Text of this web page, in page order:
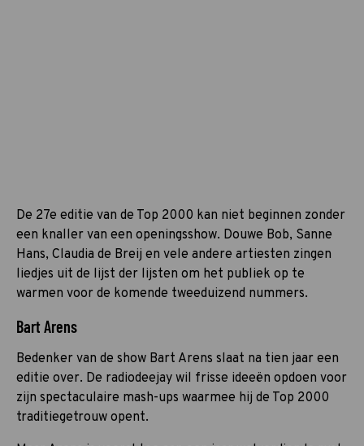
De 27e editie van de Top 2000 kan niet beginnen zonder
een knaller van een openingsshow. Douwe Bob, Sanne
Hans, Claudia de Breij en vele andere artiesten zingen
liedjes uit de lijst der lijsten om het publiek op te
warmen voor de komende tweeduizend nummers.
Bart Arens
Bedenker van de show Bart Arens slaat na tien jaar een
editie over. De radiodeejay wil frisse ideeën opdoen voor
zijn spectaculaire mash-ups waarmee hij de Top 2000
traditiegetrouw opent.